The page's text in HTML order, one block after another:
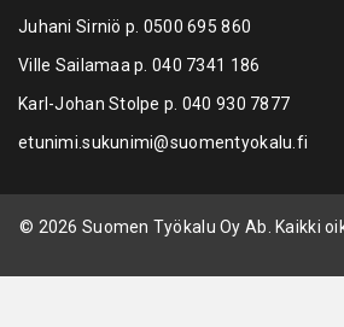
Juhani Sirniö p. 0500 695 860
Ville Sailamaa p.040 7341 186
Karl-Johan Stolpe p. 040 930 7877
etunimi.sukunimi@suomentyokalu.fi
© 2026 Suomen Työkalu Oy Ab. Kaikki